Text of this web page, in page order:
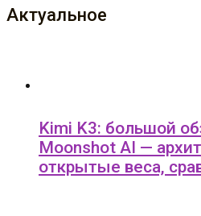
Актуальное
Kimi K3: большой
Moonshot AI —
открытые веса,